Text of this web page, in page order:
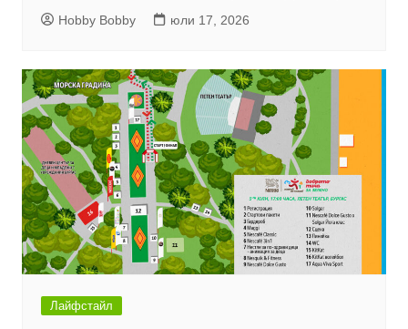
Hobby Bobby юли 17, 2026
Лайфстайл